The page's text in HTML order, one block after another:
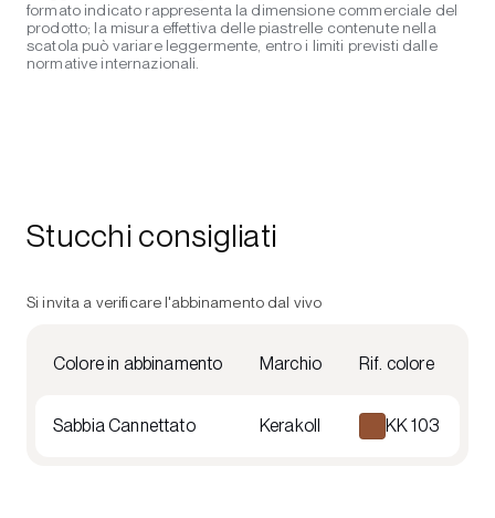
formato indicato rappresenta la dimensione commerciale del
prodotto; la misura effettiva delle piastrelle contenute nella
scatola può variare leggermente, entro i limiti previsti dalle
normative internazionali.
Stucchi consigliati
Si invita a verificare l'abbinamento dal vivo
Colore in abbinamento Marchio Rif. colore
Sabbia Cannettato Kerakoll KK 103